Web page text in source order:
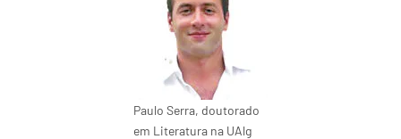
Paulo Serra, doutorado
em Literatura na UAlg